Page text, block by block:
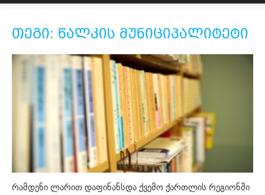
თეგი: წალკის მუნიციპალიტეტი
რამდენი ლარით დაფინანსდა ქვემო ქართლის რეგიონში